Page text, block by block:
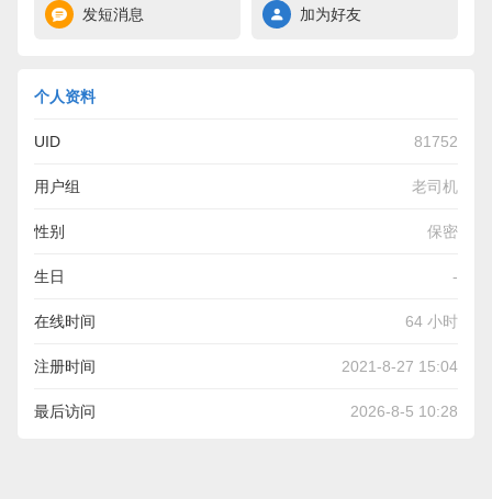
发短消息 加为好友
个人资料
UID 81752
用户组 老司机
性别 保密
生日 -
在线时间 64 小时
注册时间 2021-8-27 15:04
最后访问 2026-8-5 10:28